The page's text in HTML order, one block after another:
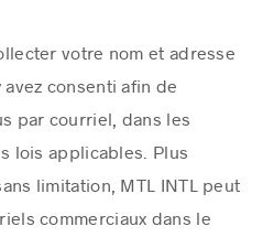
votre nom et adresse
consenti afin de
par courriel, dans les
lois applicables. Plus
limitation, MTL INTL peut
commerciaux dans le